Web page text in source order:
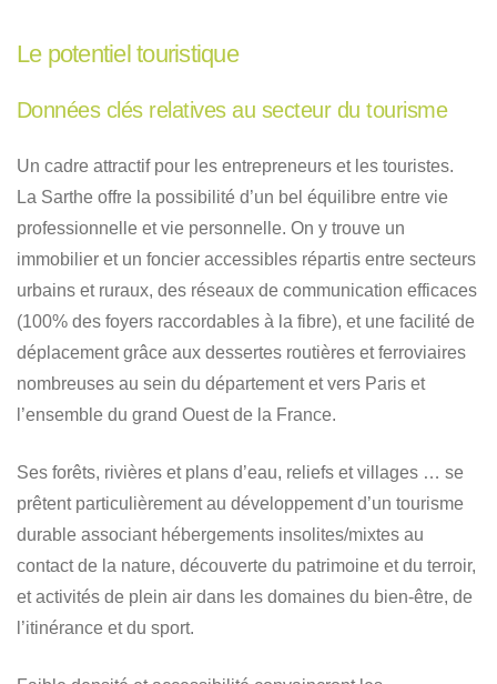
Le potentiel touristique
Données clés relatives au secteur du tourisme
Un cadre attractif pour les entrepreneurs et les touristes.
La Sarthe offre la possibilité d’un bel équilibre entre vie
professionnelle et vie personnelle. On y trouve un
immobilier et un foncier accessibles répartis entre secteurs
urbains et ruraux, des réseaux de communication efficaces
(100% des foyers raccordables à la fibre), et une facilité de
déplacement grâce aux dessertes routières et ferroviaires
nombreuses au sein du département et vers Paris et
l’ensemble du grand Ouest de la France.
Ses forêts, rivières et plans d’eau, reliefs et villages … se
prêtent particulièrement au développement d’un tourisme
durable associant hébergements insolites/mixtes au
contact de la nature, découverte du patrimoine et du terroir,
et activités de plein air dans les domaines du bien-être, de
l’itinérance et du sport.